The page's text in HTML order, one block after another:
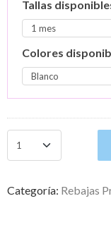
Tallas
Colores
Categoría: Rebajas